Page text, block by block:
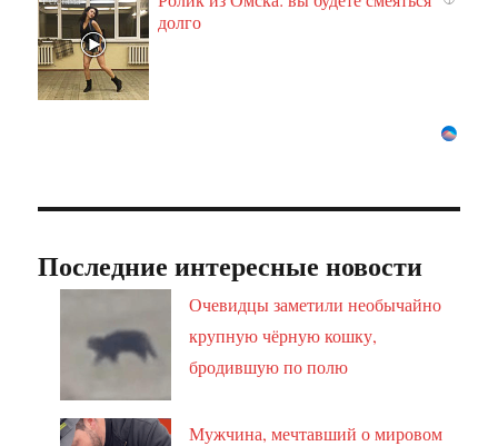
долго
Последние интересные новости
Очевидцы заметили необычайно
крупную чёрную кошку,
бродившую по полю
Мужчина, мечтавший о мировом